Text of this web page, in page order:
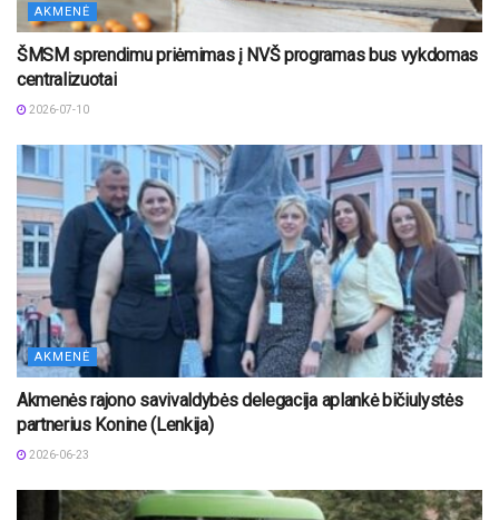
AKMENĖ
ŠMSM sprendimu priėmimas į NVŠ programas bus vykdomas
centralizuotai
2026-07-10
AKMENĖ
Akmenės rajono savivaldybės delegacija aplankė bičiulystės
partnerius Konine (Lenkija)
2026-06-23